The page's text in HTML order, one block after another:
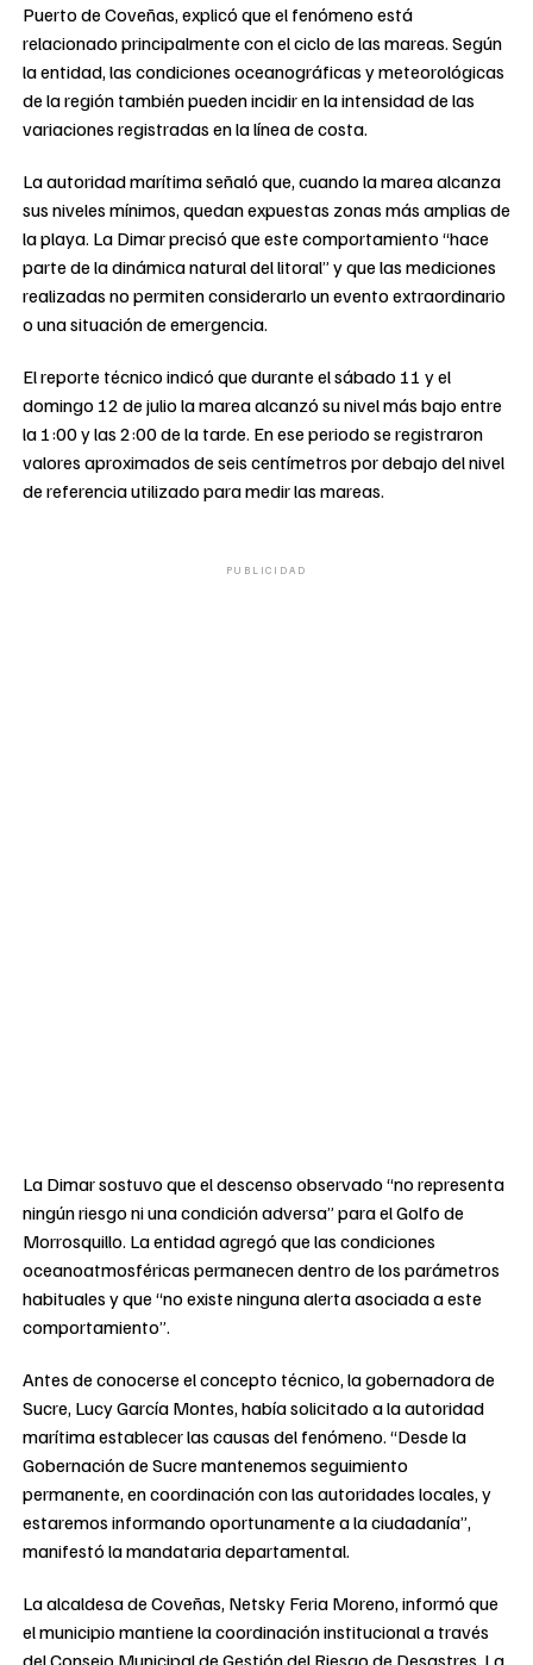
Puerto de Coveñas, explicó que el fenómeno está
relacionado principalmente con el ciclo de las mareas. Según
la entidad, las condiciones oceanográficas y meteorológicas
de la región también pueden incidir en la intensidad de las
variaciones registradas en la línea de costa.
La autoridad marítima señaló que, cuando la marea alcanza
sus niveles mínimos, quedan expuestas zonas más amplias de
la playa. La Dimar precisó que este comportamiento “hace
parte de la dinámica natural del litoral” y que las mediciones
realizadas no permiten considerarlo un evento extraordinario
o una situación de emergencia.
El reporte técnico indicó que durante el sábado 11 y el
domingo 12 de julio la marea alcanzó su nivel más bajo entre
la 1:00 y las 2:00 de la tarde. En ese periodo se registraron
valores aproximados de seis centímetros por debajo del nivel
de referencia utilizado para medir las mareas.
PUBLICIDAD
La Dimar sostuvo que el descenso observado “no representa
ningún riesgo ni una condición adversa” para el Golfo de
Morrosquillo. La entidad agregó que las condiciones
oceanoatmosféricas permanecen dentro de los parámetros
habituales y que “no existe ninguna alerta asociada a este
comportamiento”.
Antes de conocerse el concepto técnico, la gobernadora de
Sucre, Lucy García Montes, había solicitado a la autoridad
marítima establecer las causas del fenómeno. “Desde la
Gobernación de Sucre mantenemos seguimiento
permanente, en coordinación con las autoridades locales, y
estaremos informando oportunamente a la ciudadanía”,
manifestó la mandataria departamental.
La alcaldesa de Coveñas, Netsky Feria Moreno, informó que
el municipio mantiene la coordinación institucional a través
del Consejo Municipal de Gestión del Riesgo de Desastres. La